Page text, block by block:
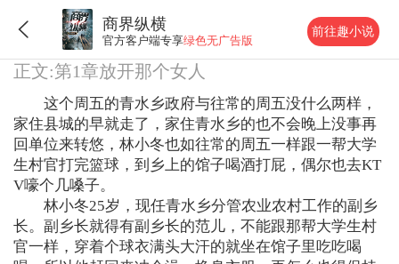
商界纵横
官方客户端专享绿色无广告版
前往趣小说
正文:第1章放开那个女人
这个周五的青水乡政府与往常的周五没什么两样，
家住县城的早就走了，家住青水乡的也不会晚上没事再
回单位来转悠，林小冬也如往常的周五一样跟一帮大学
生村官打完篮球，到乡上的馆子喝酒打屁，偶尔也去KT
V嚎个几嗓子。
林小冬25岁，现任青水乡分管农业农村工作的副乡
长。副乡长就得有副乡长的范儿，不能跟那帮大学生村
官一样，穿着个球衣满头大汗的就坐在馆子里吃吃喝